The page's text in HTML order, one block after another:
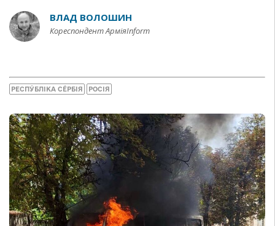
ВЛАД ВОЛОШИН
Кореспондент АрміяInform
РЕСПУ́БЛІКА СЕ́РБІЯ РОСІЯ